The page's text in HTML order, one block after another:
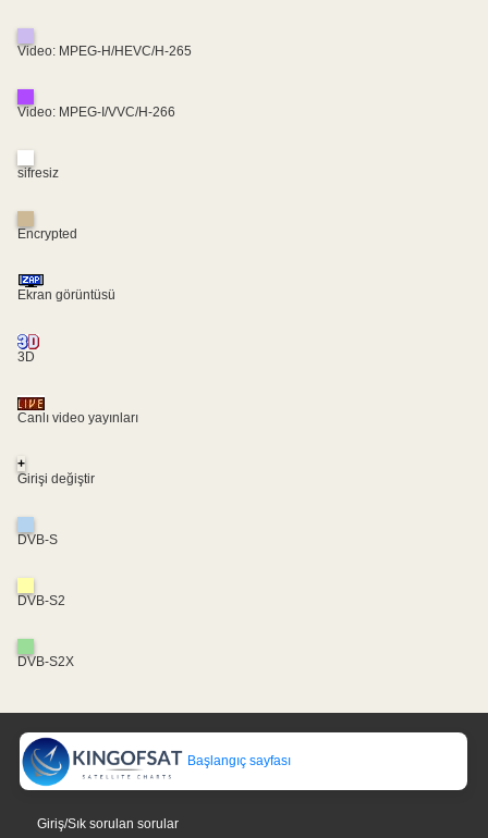
Video: MPEG-H/HEVC/H-265
Video: MPEG-I/VVC/H-266
sifresiz
Encrypted
Ekran görüntüsü
3D
Canlı video yayınları
+
Girişi değiştir
DVB-S
DVB-S2
DVB-S2X
Başlangıç sayfası
Giriş/Sık sorulan sorular